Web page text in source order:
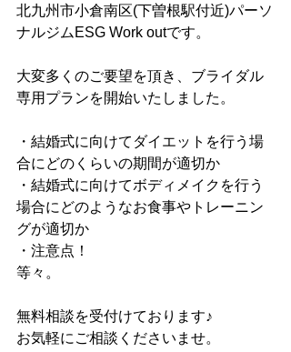
北九州市小倉南区(下曽根駅付近)パーソ
ナルジムESG Work outです。
大変多くのご要望を頂き、ブライダル
専用プランを開始いたしました。
・結婚式に向けてダイエットを行う場
合にどのくらいの期間が適切か
・結婚式に向けてボディメイクを行う
場合にどのようなお食事やトレーニン
グが適切か
・注意点！
等々。
無料相談を受付けております♪
お気軽にご相談くださいませ。